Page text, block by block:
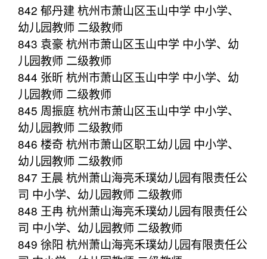
842 郁丹建 杭州市萧山区玉山中学 中小学、
幼儿园教师 二级教师
843 袁豪 杭州市萧山区玉山中学 中小学、幼
儿园教师 二级教师
844 张昕 杭州市萧山区玉山中学 中小学、幼
儿园教师 二级教师
845 周振庭 杭州市萧山区玉山中学 中小学、
幼儿园教师 二级教师
846 楼奇 杭州市萧山区职工幼儿园 中小学、
幼儿园教师 二级教师
847 王晨 杭州萧山海亮禾璞幼儿园有限责任公
司 中小学、幼儿园教师 二级教师
848 王冉 杭州萧山海亮禾璞幼儿园有限责任公
司 中小学、幼儿园教师 二级教师
849 徐阳 杭州萧山海亮禾璞幼儿园有限责任公